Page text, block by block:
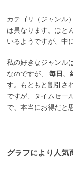
カテゴリ（ジャンル
は異なります。ほと
いるようですが、中
私の好きなジャンル
なのですが、 毎日、
す。もともと割引さ
ですが、タイムセー
で、本当にお得だと
グラフにより人気